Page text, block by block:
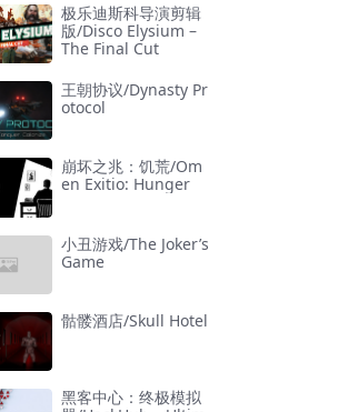
极乐迪斯科导演剪辑
版/Disco Elysium –
The Final Cut
王朝协议/Dynasty Pr
otocol
崩坏之兆：饥荒/Om
en Exitio: Hunger
小丑游戏/The Joker’s
Game
骷髅酒店/Skull Hotel
黑客中心：终极模拟